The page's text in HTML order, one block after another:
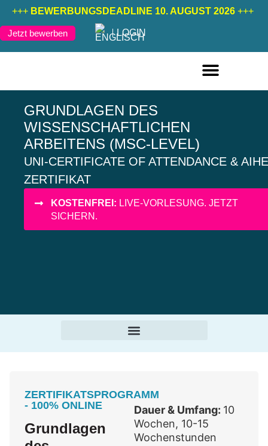
+++ BEWERBUNGSDEADLINE 10. AUGUST 2026 +++
Jetzt bewerben LOGIN
GRUNDLAGEN DES
WISSENSCHAFTLICHEN
ARBEITENS (MSC-LEVEL)
UNI-CERTIFICATE OF ATTENDANCE & AIHE
ZERTIFIKAT
KOSTENFREI: LIVE-VORLESUNG. JETZT
SICHERN.
ZERTIFIKATSPROGRAMM
- 100% ONLINE
Grundlagen
Dauer & Umfang: 10
Wochen, 10-15
Wochenstunden